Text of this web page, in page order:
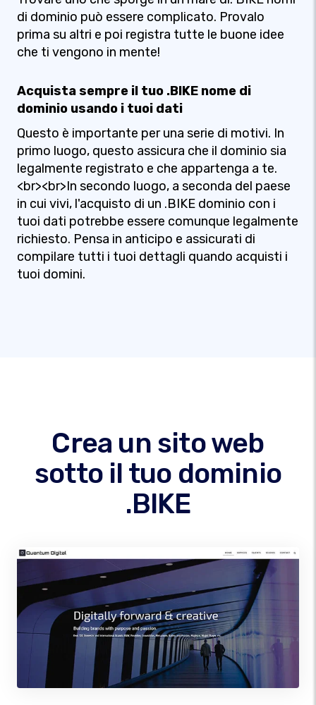
di dominio può essere complicato. Provalo
prima su altri e poi registra tutte le buone idee
che ti vengono in mente!
Acquista sempre il tuo .BIKE nome di
dominio usando i tuoi dati
Questo è importante per una serie di motivi. In
primo luogo, questo assicura che il dominio sia
legalmente registrato e che appartenga a te.
<br><br>In secondo luogo, a seconda del paese
in cui vivi, l'acquisto di un .BIKE dominio con i
tuoi dati potrebbe essere comunque legalmente
richiesto. Pensa in anticipo e assicurati di
compilare tutti i tuoi dettagli quando acquisti i
tuoi domini.
Crea un sito web
sotto il tuo dominio
.BIKE